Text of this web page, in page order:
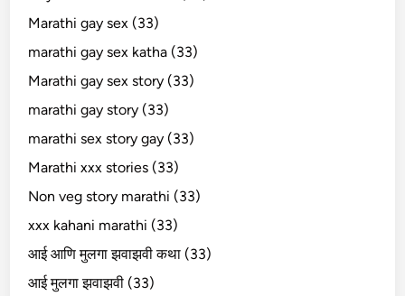
Marathi gay sex (33)
marathi gay sex katha (33)
Marathi gay sex story (33)
marathi gay story (33)
marathi sex story gay (33)
Marathi xxx stories (33)
Non veg story marathi (33)
xxx kahani marathi (33)
आई आणि मुलगा झवाझवी कथा (33)
आई मुलगा झवाझवी (33)